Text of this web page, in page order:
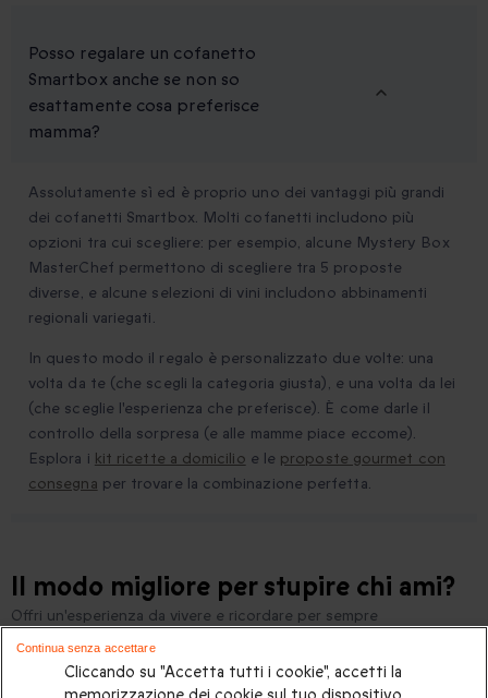
Posso regalare un cofanetto
Smartbox anche se non so
esattamente cosa preferisce
mamma?
Assolutamente sì ed è proprio uno dei vantaggi più grandi
dei cofanetti Smartbox. Molti cofanetti includono più
opzioni tra cui scegliere: per esempio, alcune Mystery Box
MasterChef permettono di scegliere tra 5 proposte
diverse, e alcune selezioni di vini includono abbinamenti
regionali variegati.
In questo modo il regalo è personalizzato due volte: una
volta da te (che scegli la categoria giusta), e una volta da lei
(che sceglie l'esperienza che preferisce). È come darle il
controllo della sorpresa (e alle mamme piace eccome).
Esplora i kit ricette a domicilio e le proposte gourmet con
consegna per trovare la combinazione perfetta.
Il modo migliore per stupire chi ami?
Offri un'esperienza da vivere e ricordare per sempre
Cliccando su "Accetta tutti i cookie", accetti la
Continua senza accettare